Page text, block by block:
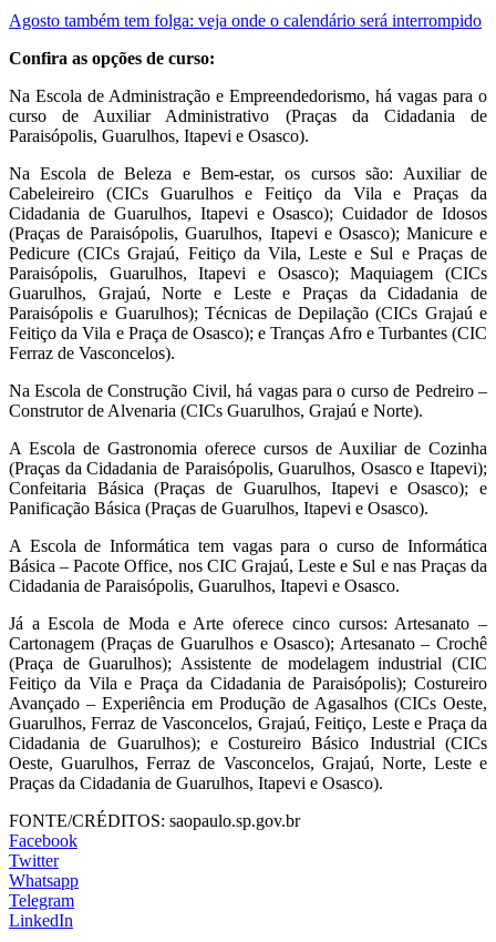
Agosto também tem folga: veja onde o calendário será interrompido
Confira as opções de curso:
Na Escola de Administração e Empreendedorismo, há vagas para o
curso de Auxiliar Administrativo (Praças da Cidadania de
Paraisópolis, Guarulhos, Itapevi e Osasco).
Na Escola de Beleza e Bem-estar, os cursos são: Auxiliar de
Cabeleireiro (CICs Guarulhos e Feitiço da Vila e Praças da
Cidadania de Guarulhos, Itapevi e Osasco); Cuidador de Idosos
(Praças de Paraisópolis, Guarulhos, Itapevi e Osasco); Manicure e
Pedicure (CICs Grajaú, Feitiço da Vila, Leste e Sul e Praças de
Paraisópolis, Guarulhos, Itapevi e Osasco); Maquiagem (CICs
Guarulhos, Grajaú, Norte e Leste e Praças da Cidadania de
Paraisópolis e Guarulhos); Técnicas de Depilação (CICs Grajaú e
Feitiço da Vila e Praça de Osasco); e Tranças Afro e Turbantes (CIC
Ferraz de Vasconcelos).
Na Escola de Construção Civil, há vagas para o curso de Pedreiro –
Construtor de Alvenaria (CICs Guarulhos, Grajaú e Norte).
A Escola de Gastronomia oferece cursos de Auxiliar de Cozinha
(Praças da Cidadania de Paraisópolis, Guarulhos, Osasco e Itapevi);
Confeitaria Básica (Praças de Guarulhos, Itapevi e Osasco); e
Panificação Básica (Praças de Guarulhos, Itapevi e Osasco).
A Escola de Informática tem vagas para o curso de Informática
Básica – Pacote Office, nos CIC Grajaú, Leste e Sul e nas Praças da
Cidadania de Paraisópolis, Guarulhos, Itapevi e Osasco.
Já a Escola de Moda e Arte oferece cinco cursos: Artesanato –
Cartonagem (Praças de Guarulhos e Osasco); Artesanato – Crochê
(Praça de Guarulhos); Assistente de modelagem industrial (CIC
Feitiço da Vila e Praça da Cidadania de Paraisópolis); Costureiro
Avançado – Experiência em Produção de Agasalhos (CICs Oeste,
Guarulhos, Ferraz de Vasconcelos, Grajaú, Feitiço, Leste e Praça da
Cidadania de Guarulhos); e Costureiro Básico Industrial (CICs
Oeste, Guarulhos, Ferraz de Vasconcelos, Grajaú, Norte, Leste e
Praças da Cidadania de Guarulhos, Itapevi e Osasco).
FONTE/CRÉDITOS: saopaulo.sp.gov.br
Facebook
Twitter
Whatsapp
Telegram
LinkedIn